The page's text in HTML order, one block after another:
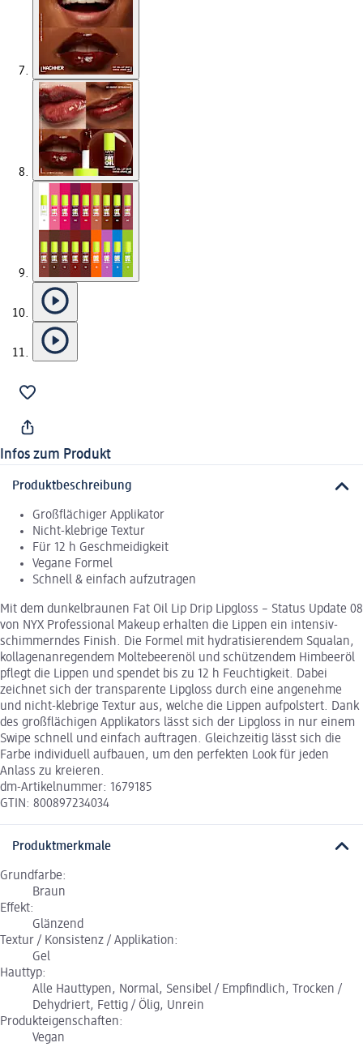
Infos zum Produkt
Produktbeschreibung
Großflächiger Applikator
Nicht-klebrige Textur
Für 12 h Geschmeidigkeit
Vegane Formel
Schnell & einfach aufzutragen
Mit dem dunkelbraunen Fat Oil Lip Drip Lipgloss – Status Update 08
von NYX Professional Makeup erhalten die Lippen ein intensiv-
schimmerndes Finish. Die Formel mit hydratisierendem Squalan,
kollagenanregendem Moltebeerenöl und schützendem Himbeeröl
pflegt die Lippen und spendet bis zu 12 h Feuchtigkeit. Dabei
zeichnet sich der transparente Lipgloss durch eine angenehme
und nicht-klebrige Textur aus, welche die Lippen aufpolstert. Dank
des großflächigen Applikators lässt sich der Lipgloss in nur einem
Swipe schnell und einfach auftragen. Gleichzeitig lässt sich die
Farbe individuell aufbauen, um den perfekten Look für jeden
Anlass zu kreieren.
dm-Artikelnummer: 1679185
GTIN: 800897234034
Produktmerkmale
Grundfarbe:
Braun
Effekt:
Glänzend
Textur / Konsistenz / Applikation:
Gel
Hauttyp:
Alle Hauttypen, Normal, Sensibel / Empfindlich, Trocken /
Dehydriert, Fettig / Ölig, Unrein
Produkteigenschaften:
Vegan